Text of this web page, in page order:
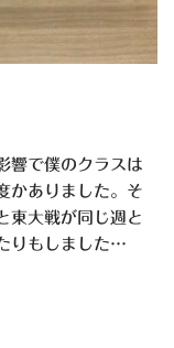
響で僕のクラスは
かありました。そ
東大戦が同じ週と
りもしました…